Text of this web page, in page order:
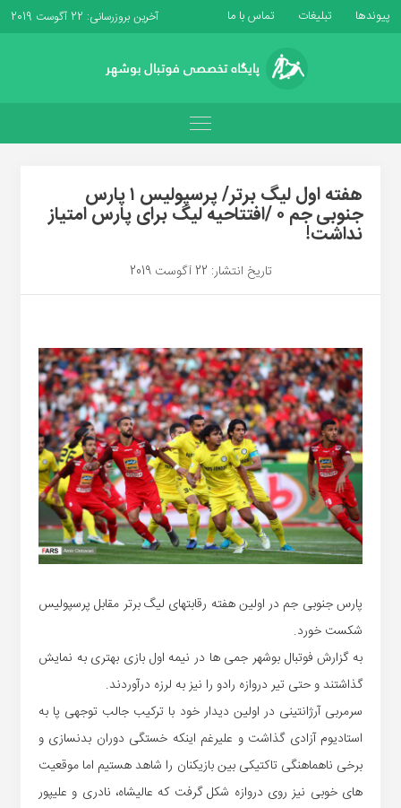
پیوندها تبلیغات تماس با ما آخرین بروزرسانی: 22 آگوست 2019
هفته اول لیگ برتر/ پرسپولیس ۱ پارس
جنوبی جم ۰ /افتتاحیه لیگ برای پارس امتیاز
نداشت!
تاریخ انتشار: 22 آگوست 2019
پارس جنوبی جم در اولین هفته رقابتهای لیگ برتر مقابل پرسپولیس
شکست خورد.
به گزارش فوتبال بوشهر جمی ها در نیمه اول بازی بهتری به نمایش
گذاشتند و حتی تیر دروازه رادو را نیز به لرزه درآوردند.
سرمربی آرژانتینی در اولین دیدار خود با ترکیب جالب توجهی پا به
استادیوم آزادی گذاشت و علیرغم اینکه خستگی دوران بدنسازی و
برخی ناهماهنگی تاکتیکی بین بازیکنان را شاهد هستیم اما موقعیت
های خوبی نیز روی دروازه شکل گرفت که عالیشاه، نادری و علیپور